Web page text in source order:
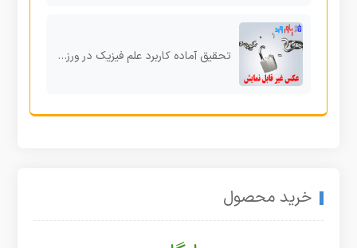
تحقیق آماده کاربرد علم فیزیک در ورزش
خرید محصول